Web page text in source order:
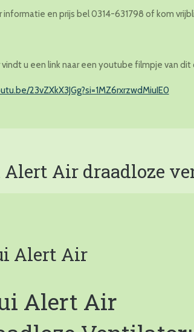
informatie en prijs bel 0314-631798 of kom
u een link naar een youtube filmpje van
23vZXkX3JGg?si=1MZ6rxrzwdMiuIE0
Alert Air draadloze
Alert Air
Alert Air